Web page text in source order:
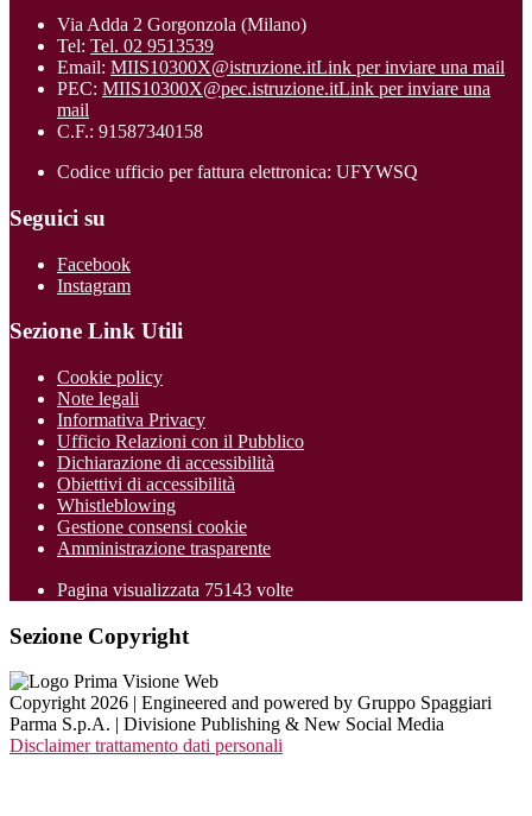
Via Adda 2 Gorgonzola (Milano)
Tel: Tel. 02 9513539
Email: MIIS10300X@istruzione.itLink per inviare una mail
PEC: MIIS10300X@pec.istruzione.itLink per inviare una
mail
C.F.: 91587340158
Codice ufficio per fattura elettronica: UFYWSQ
Seguici su
Facebook
Instagram
Sezione Link Utili
Cookie policy
Note legali
Informativa Privacy
Ufficio Relazioni con il Pubblico
Dichiarazione di accessibilità
Obiettivi di accessibilità
Whistleblowing
Gestione consensi cookie
Amministrazione trasparente
Pagina visualizzata 75143 volte
Sezione Copyright
Copyright 2026 | Engineered and powered by Gruppo Spaggiari
Parma S.p.A. | Divisione Publishing & New Social Media
Disclaimer trattamento dati personali